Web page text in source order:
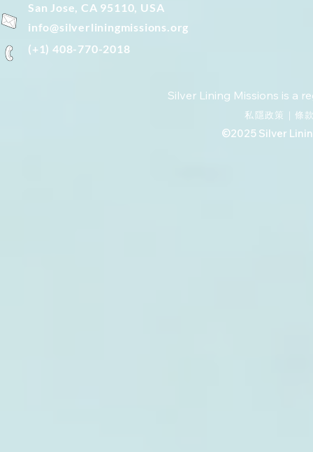
San Jose, CA 95110, USA
info@silverliningmissions.org
(+1) 408-770-2018
Silver Lining Missions is a
私隱政策 ｜ 條
©2025 Silver